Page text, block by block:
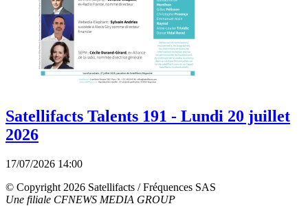
Satellifacts Talents 191 - Lundi 20 juillet
2026
17/07/2026 14:00
© Copyright 2026 Satellifacts / Fréquences SAS
Une filiale CFNEWS MEDIA GROUP